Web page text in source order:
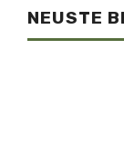
NEUSTE